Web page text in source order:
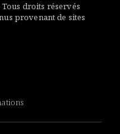
droits réservés
provenant de sites